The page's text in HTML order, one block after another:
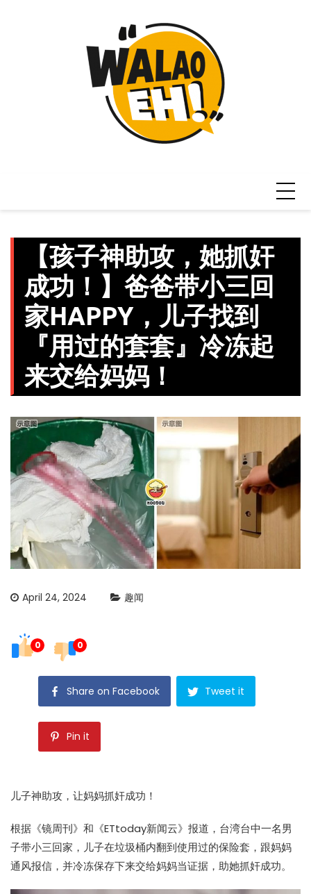
【孩子神助攻，她抓奸
成功！】爸爸带小三回
家HAPPY，儿子找到
『用过的套套』冷冻起
来交给妈妈！
April 24, 2024 趣闻
0 0
Share on Facebook Tweet it
Pin it
儿子神助攻，让妈妈抓奸成功！
根据 《镜周刊》 和 《ETtoday新闻云》 报道，台湾台中一名男
子带小三回家，儿子在垃圾桶内翻到使用过的保险套，跟妈妈
通风报信，并冷冻保存下来交给妈妈当证据，助她抓奸成功。